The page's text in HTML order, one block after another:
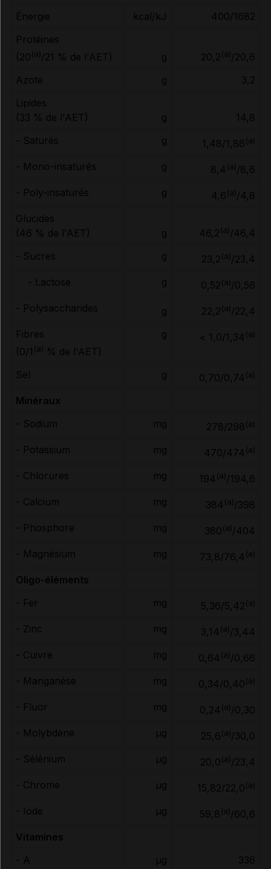
Énergie
kcal/kJ
400/1682
Protéines
(20(a)/21 % de l'AET) g 20,2(a)/20,6
Azote
g
3,2
Lipides
(33 % de l'AET)
g
14,8
- Saturés
g 1,48/1,86(a)
- Mono-insaturés g 8,4 (a)/8,6
- Poly-insaturés
g 4,6(a)/4,8
Glucides
(46 % de l'AET)
g 46,2(a)/46,4
- Sucres
g 23,2(a)/23,4
- Lactose
g 0,52(a)/0,56
- Polysaccharides
g 22,2(a)/22,4
Fibres
(0/1 (a) % de l'AET)
g < 1,0/1,34 (a)
Sel g 0,70/0,74 (a)
Minéraux
- Sodium
mg 278/298(a)
- Potassium mg 470/474 (a)
- Chlorures mg 194 (a)/194,6
- Calcium
mg 384 (a)/398
- Phosphore
mg 380(a)/404
- Magnésium
mg 73,8/76,4 (a)
Oligo-éléments
- Fer
mg 5,36/5,42(a)
- Zinc mg 3,14 (a)/3,44
- Cuivre
mg 0,64 (a)/0,66
- Manganèse
mg 0,34/0,40(a)
- Fluor mg 0,24 (a)/0,30
- Molybdène
µg 25,6(a)/30,0
- Sélénium
µg 20,0(a)/23,4
- Chrome
µg 15,82/22,0(a)
- Iode µg 59,8(a)/60,6
Vitamines
- A
µg 336